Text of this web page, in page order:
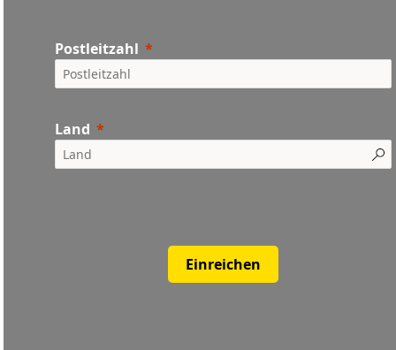
Postleitzahl
Land
Einreichen